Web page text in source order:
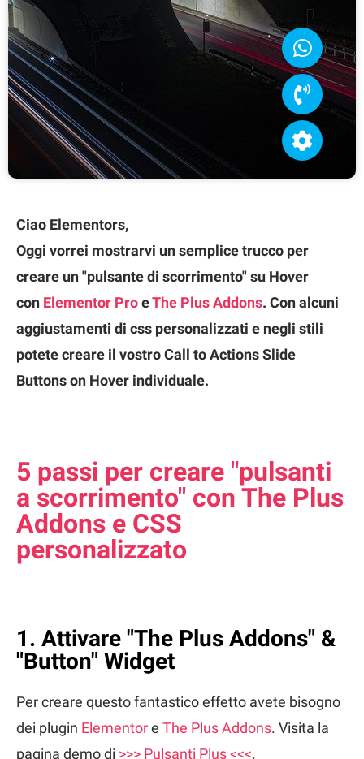
WhatsApp
Chiamata telefonica 55-1234
Ciao Elementors,
Oggi vorrei mostrarvi un semplice trucco per
creare un "pulsante di scorrimento" su Hover
con Elementor ProeThe Plus Addons. Con alcuni
aggiustamenti di css personalizzati e negli stili
potete creare il vostro Call to Actions Slide
Buttons on Hover individuale.
5 passi per creare "pulsanti
a scorrimento" con The Plus
Addons e CSS
personalizzato
1. Attivare "The Plus Addons" &
"Button" Widget
Per creare questo fantastico effetto avete bisogno
dei plugin Elementore The Plus Addons. Visita la
pagina demo di >>> Pulsanti Plus <<<.